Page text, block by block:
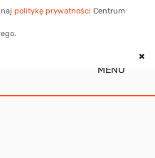
politykę prywatności Centrum
MENU